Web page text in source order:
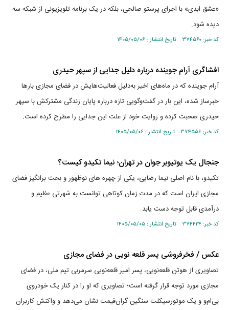
«عشق ابدی» با اجرای پرستو صالحی، بلکه در یک برنامه تلویزیونی از شبکه سه
دیده شود.
کد خبر: ۳۷۴۵۶۰ تاریخ انتشار : ۱۴۰۵/۰۵/۰۶
افشاگری آرام جوینده درباره دلیل جدایی از سپهر حیدری
آرام جوینده که در ماه‌های اخیر به‌دلیل فعالیت‌هایش در فضای مجازی بار‌ها
خبرساز شده، این بار در گفت‌وگویی تازه درباره پایان زندگی مشترکش با سپهر
حیدری صحبت کرده و روایت خود از علت این جدایی را مطرح کرده است.
کد خبر: ۳۷۴۵۵۶ تاریخ انتشار : ۱۴۰۵/۰۵/۰۶
جنجال یک یوتیوبر جوان در تهران؛ نیما تکیدو کیست؟
تکیدو، با نام اصلی نیما رضایی، یکی از چهره های نوظهور و بحث برانگیز فضای
مجازی ایران است که در مدت زمان کوتاهی توانست به شهرتی عظیم و
درآمدی قابل توجه دست یابد.
کد خبر: ۳۷۴۴۲۴ تاریخ انتشار : ۱۴۰۵/۰۵/۰۵
عکس / فخرفروشی پسر قلعه نویی در فضای مجازی
تصاویری از هوتن قلعه‌نویی، پسر امیر قلعه‌نویی سرمربی تیم ملی، در فضای
مجازی مورد توجه قرار گرفته است؛ تصاویری که او را در کنار یک خودروی
بی‌ام‌و و یک موتورسیکلت سنگین گران‌قیمت نشان می‌دهد و واکنش کاربران